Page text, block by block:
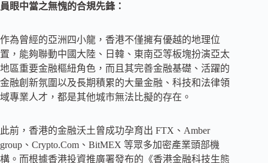
員眼中當之無愧的合規先鋒：
作為曾經的亞洲四小龍，香港不僅擁有優越的地理位
置，能夠聯動中國大陸、日韓、東南亞等板塊扮演亞太
地區重要金融樞紐角色，而且其完善金融基礎、活躍的
金融創新氛圍以及長期積累的大量金融、科技和法律領
域專業人才，都是其他城市無法比擬的存在。
此前，香港的金融沃土曾成功孕育出 FTX、Amber
group、Crypto.Com、BitMEX 等眾多加密產業頭部機
構。而根據香港投資推廣署發布的《香港金融科技生態